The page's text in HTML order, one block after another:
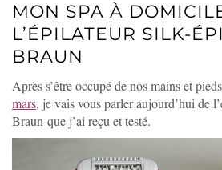
MON SPA À
L’ÉPILATEUR SILK-
BRAUN
Après s’être occupé de nos mains et
mars, je vais vous parler aujourd’hui de
Braun que j’ai reçu et testé.